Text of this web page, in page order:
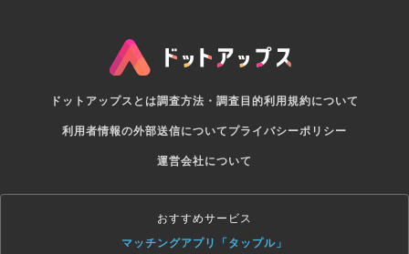
ドットアップスとは調査方法・調査目的利用規約について
利用者情報の外部送信についてプライバシーポリシー
運営会社について
おすすめサービス
マッチングアプリ「タップル」